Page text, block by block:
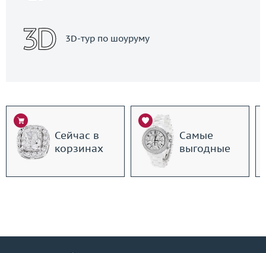
3D-тур по шоуруму
Сейчас в
корзинах
Самые
выгодные